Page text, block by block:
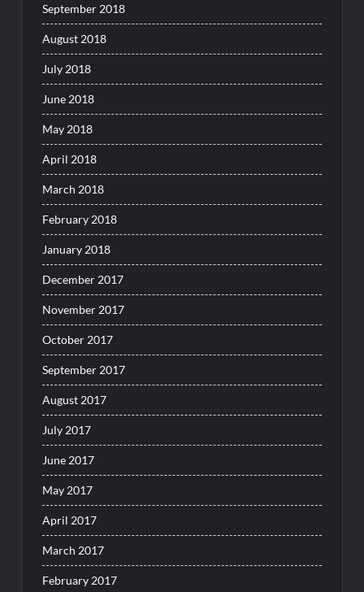
September 2018
August 2018
July 2018
June 2018
May 2018
April 2018
March 2018
February 2018
January 2018
December 2017
November 2017
October 2017
September 2017
August 2017
July 2017
June 2017
May 2017
April 2017
March 2017
February 2017